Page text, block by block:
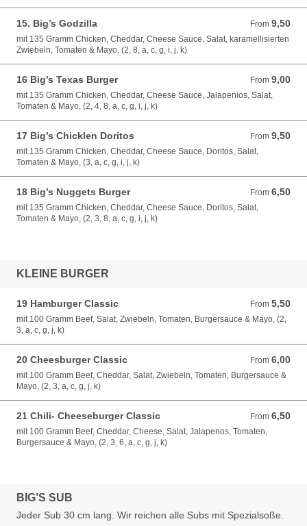
15. Big’s Godzilla From 9,50
From 9,50 EUR
mit 135 Gramm Chicken, Cheddar, Cheese Sauce, Salat, karamellisierten
Zwiebeln, Tomaten & Mayo, (2, 8, a, c, g, i, j, k)
16 Big’s Texas Burger From 9,00
From 9,00 EUR
mit 135 Gramm Chicken, Cheddar, Cheese Sauce, Jalapenios, Salat,
Tomaten & Mayo, (2, 4, 8, a, c, g, i, j, k)
17 Big’s Chicklen Doritos From 9,50
From 9,50 EUR
mit 135 Gramm Chicken, Cheddar, Cheese Sauce, Doritos, Salat,
Tomaten & Mayo, (3, a, c, g, i, j, k)
18 Big’s Nuggets Burger From 6,50
From 6,50 EUR
mit 135 Gramm Chicken, Cheddar, Cheese Sauce, Doritos, Salat,
Tomaten & Mayo, (2, 3, 8, a, c, g, i, j, k)
KLEINE BURGER
19 Hamburger Classic From 5,50
From 5,50 EUR
mit 100 Gramm Beef, Salat, Zwiebeln, Tomaten, Burgersauce & Mayo, (2,
3, a, c, g, j, k)
20 Cheesburger Classic From 6,00
From 6,00 EUR
mit 100 Gramm Beef, Cheddar, Salat, Zwiebeln, Tomaten, Burgersauce &
Mayo, (2, 3, a, c, g, j, k)
21 Chili- Cheeseburger Classic From 6,50
From 6,50 EUR
mit 100 Gramm Beef, Cheddar, Cheese, Salat, Jalapenos, Tomaten,
Burgersauce & Mayo, (2, 3, 6, a, c, g, j, k)
BIG’S SUB
Jeder Sub 30 cm lang. Wir reichen alle Subs mit Spezialsoße.